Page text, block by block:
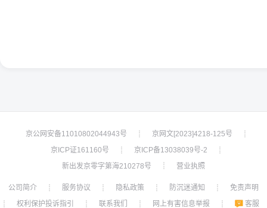
京公网安备11010802044943号 ┊ 京网文[2023]4218-125号
┊
京ICP证161160号
┊ 京ICP备13038039号-2
┊
新出发京零字第海210278号
┊ 营业执照
公司简介 ┊ 服务协议 ┊ 隐私政策 ┊ 防沉迷通知 ┊
免责声明
┊
权利保护投诉指引 ┊ 联系我们 ┊ 网上有害信息举报 ┊
客服